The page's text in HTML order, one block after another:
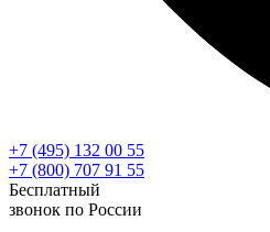
+7 (495) 132 00 55
+7 (800) 707 91 55
Бесплатный
звонок по России